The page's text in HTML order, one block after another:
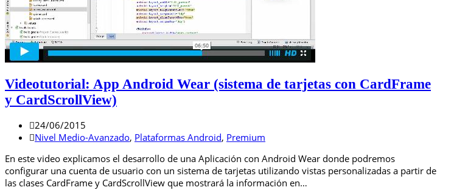
Videotutorial: App Android Wear (sistema de tarjetas con CardFrame
y CardScrollView)
24/06/2015
Nivel Medio-Avanzado, Plataformas Android, Premium
En este video explicamos el desarrollo de una Aplicación con Android Wear donde podremos
configurar una cuenta de usuario con un sistema de tarjetas utilizando vistas personalizadas a partir de
las clases CardFrame y CardScrollView que mostrará la información en…